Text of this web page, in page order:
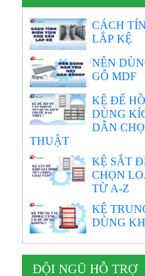
CÁCH
LẮP KỆ
NÊN
GỖ MDF
KỆ ĐỂ
DÙNG
DẪN
THUẬT
KỆ SẮT
CHỌN
TỪ A-Z
KỆ
DÙNG
ĐỘI NGŨ HỖ TRỢ